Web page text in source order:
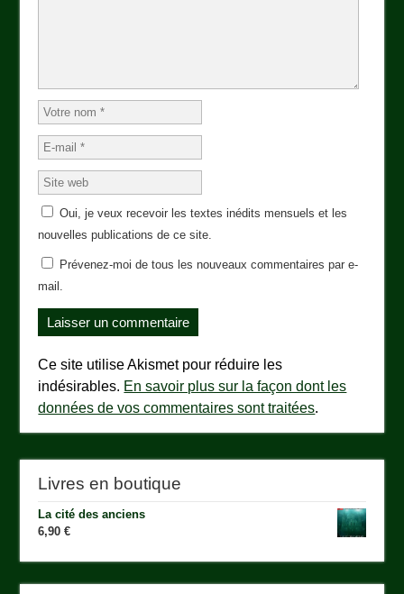
Oui, je veux recevoir les textes inédits mensuels et les
nouvelles publications de ce site.
Prévenez-moi de tous les nouveaux commentaires par e-
mail.
Ce site utilise Akismet pour réduire les
indésirables. En savoir plus sur la façon dont les
données de vos commentaires sont traitées.
Livres en boutique
La cité des anciens
6,90€